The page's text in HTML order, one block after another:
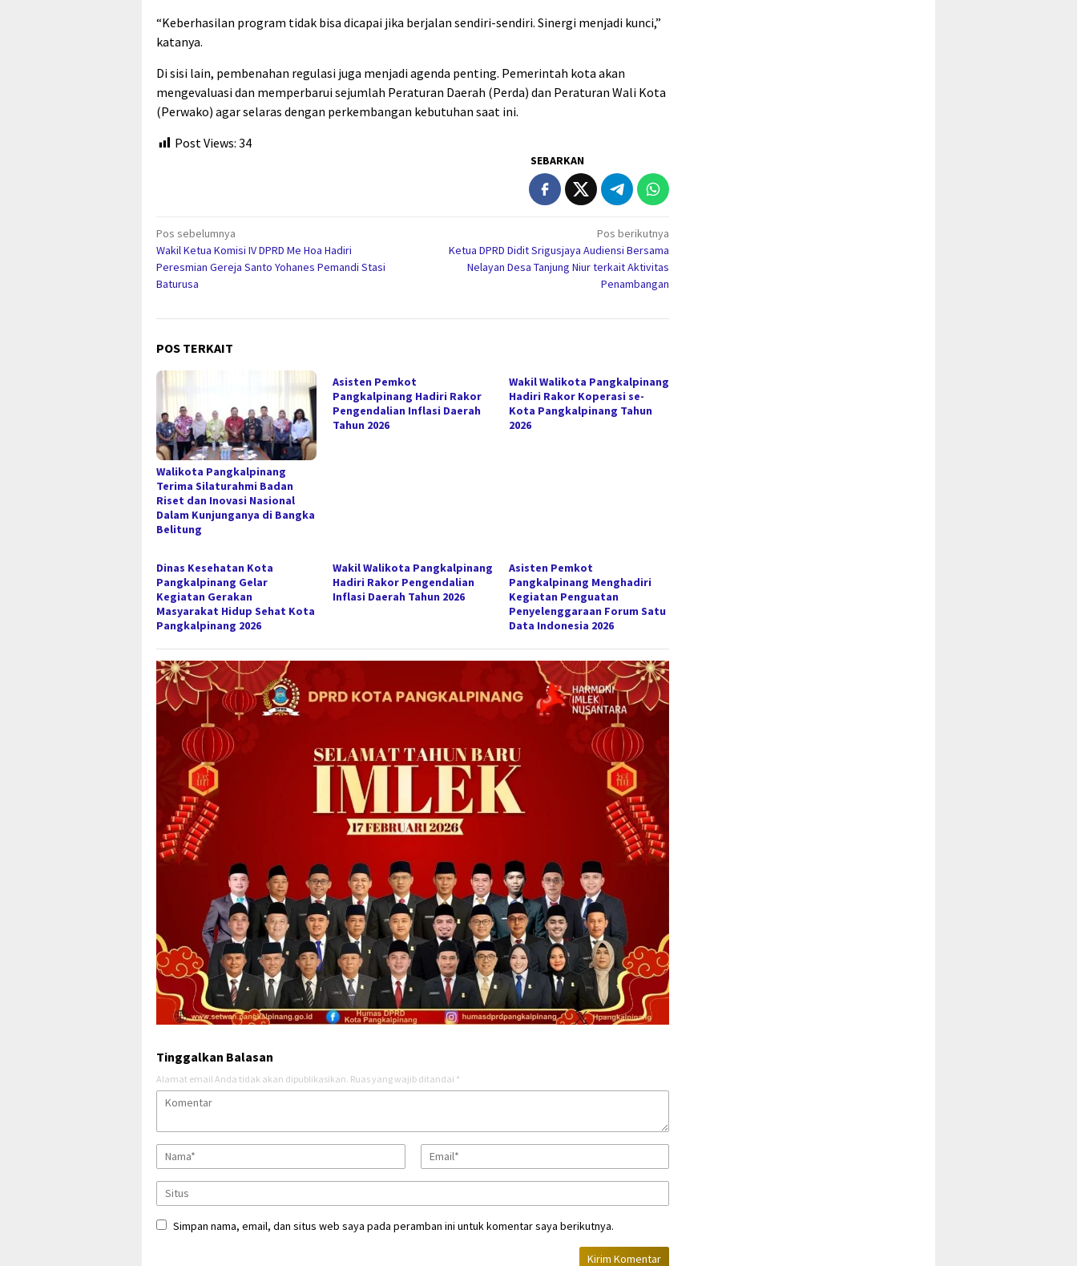
“Keberhasilan program tidak bisa dicapai jika berjalan sendiri-sendiri. Sinergi menjadi kunci,”
katanya.
Di sisi lain, pembenahan regulasi juga menjadi agenda penting. Pemerintah kota akan
mengevaluasi dan memperbarui sejumlah Peraturan Daerah (Perda) dan Peraturan Wali Kota
(Perwako) agar selaras dengan perkembangan kebutuhan saat ini.
Post Views: 34
SEBARKAN
Navigasi
pos
Pos sebelumnya
Wakil Ketua Komisi IV DPRD Me Hoa Hadiri
Peresmian Gereja Santo Yohanes Pemandi Stasi
Baturusa
Pos berikutnya
Ketua DPRD Didit Srigusjaya Audiensi Bersama
Nelayan Desa Tanjung Niur terkait Aktivitas
Penambangan
POS TERKAIT
Walikota Pangkalpinang
Terima Silaturahmi Badan
Riset dan Inovasi Nasional
Dalam Kunjunganya di Bangka
Belitung
Asisten Pemkot
Pangkalpinang Hadiri Rakor
Pengendalian Inflasi Daerah
Tahun 2026
Wakil Walikota Pangkalpinang
Hadiri Rakor Koperasi se-
Kota Pangkalpinang Tahun
2026
Dinas Kesehatan Kota
Pangkalpinang Gelar
Kegiatan Gerakan
Masyarakat Hidup Sehat Kota
Pangkalpinang 2026
Wakil Walikota Pangkalpinang
Hadiri Rakor Pengendalian
Inflasi Daerah Tahun 2026
Asisten Pemkot
Pangkalpinang Menghadiri
Kegiatan Penguatan
Penyelenggaraan Forum Satu
Data Indonesia 2026
Tinggalkan Balasan
Alamat email Anda tidak akan dipublikasikan. Ruas yang wajib ditandai *
Simpan nama, email, dan situs web saya pada peramban ini untuk komentar saya berikutnya.